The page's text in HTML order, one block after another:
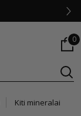
0
Kiti mineralai